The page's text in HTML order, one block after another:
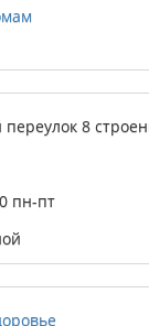
8
пн-пт